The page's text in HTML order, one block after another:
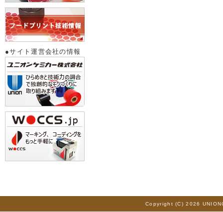
●サイト運営会社の情報
Copyright (C) 2026